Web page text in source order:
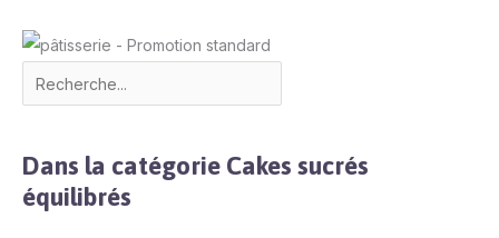
Dans la catégorie Cakes sucrés
équilibrés